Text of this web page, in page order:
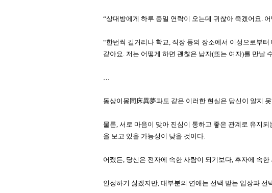
“상대방에게 하루 종일 연락이 오는데 귀찮아 죽겠어요.
“한번씩 길거리나 학교, 직장 등의 장소에서 이성으로부
같아요. 저는 어떻게 하면 괜찮은 남자(또는 여자)를 만날
…
동상이몽同床異夢과도 같은 이러한 현실은 당신이 알지
물론, 서로 마음이 맞아 진심이 통하고 좋은 관계로 유지
을 보고 있을 가능성이 낮을 것이다.
어쨌든, 당신은 전자에 속한 사람이 되기보다, 후자에 속
인정하기 싫겠지만, 대부분의 연애는 선택 받는 입장과 선